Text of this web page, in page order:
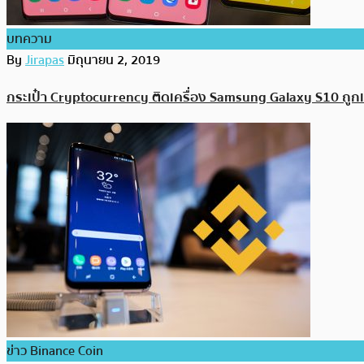
บทความ
ByJirapasมิถุนายน 2, 2019
กระเป๋า Cryptocurrency ติดเครื่อง Samsung Galaxy S10 ถู
ข่าว Binance Coin